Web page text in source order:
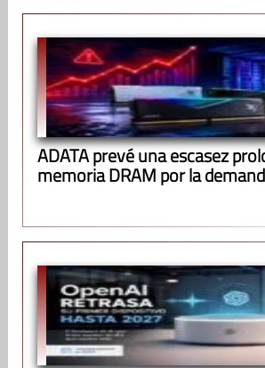
ADATA prevé una escasez
memoria DRAM por la